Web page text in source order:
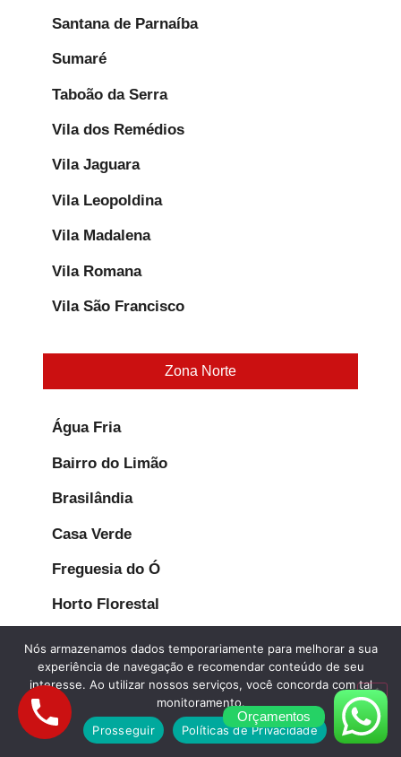
Santana de Parnaíba
Sumaré
Taboão da Serra
Vila dos Remédios
Vila Jaguara
Vila Leopoldina
Vila Madalena
Vila Romana
Vila São Francisco
Zona Norte
Água Fria
Bairro do Limão
Brasilândia
Casa Verde
Freguesia do Ó
Horto Florestal
Jaçanã
Jardim Peri Peri
José Bonifácio
Orçamentos
Nós armazenamos dados temporariamente para melhorar a sua
experiência de navegação e recomendar conteúdo de seu
interesse. Ao utilizar nossos serviços, você concorda com tal
monitoramento.
Prosseguir
Políticas de Privacidade